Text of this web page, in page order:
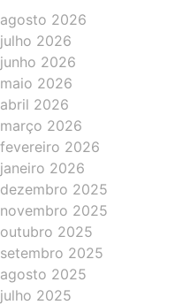
agosto 2026
julho 2026
junho 2026
maio 2026
abril 2026
março 2026
fevereiro 2026
janeiro 2026
dezembro 2025
novembro 2025
outubro 2025
setembro 2025
agosto 2025
julho 2025